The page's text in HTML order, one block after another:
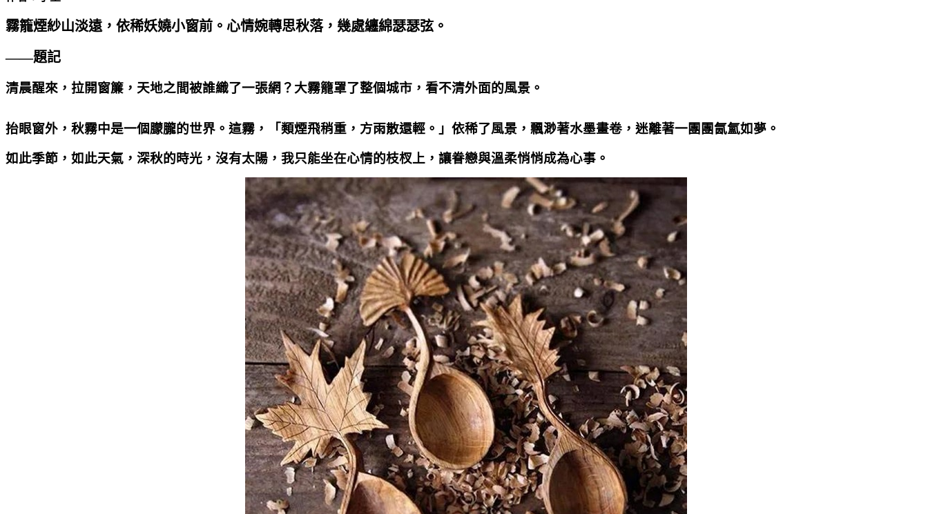
霧籠煙紗山淡遠，依稀妖嬈小窗前。心情婉轉思秋落，幾處纏綿瑟瑟弦。
——題記
清晨醒來，拉開窗簾，天地之間被誰織了一張網？大霧籠罩了整個城市，看不清外面的風景。
抬眼窗外，秋霧中是一個朦朧的世界。這霧，「類煙飛稍重，方雨散還輕。」依稀了風景，飄渺著水墨畫卷，迷離著一團團氤氳如夢。
如此季節，如此天氣，深秋的時光，沒有太陽，我只能坐在心情的枝杈上，讓眷戀與溫柔悄悄成為心事。